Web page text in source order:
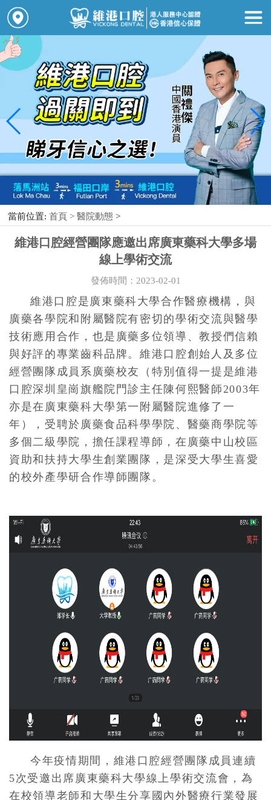
當前位置: 首頁 >醫院動態 >
維港口腔經營團隊應邀出席廣東藥科大學多場
線上學術交流
發佈時間：2023-02-01
維港口腔是廣東藥科大學合作醫療機構，與
廣藥各學院和附屬醫院有密切的學術交流與醫學
技術應用合作，也是廣藥多位領導、教授們信賴
與好評的專業齒科品牌。維港口腔創始人及多位
經營團隊成員系廣藥校友（特別值得一提是維港
口腔深圳皇崗旗艦院門診主任陳何熙醫師2003年
亦是在廣東藥科大學第一附屬醫院進修了一
年），受聘於廣藥食品科學學院、醫藥商學院等
多個二級學院，擔任課程導師，在廣藥中山校區
資助和扶持大學生創業團隊，是深受大學生喜愛
的校外產學研合作導師團隊。
今年疫情期間，維港口腔經營團隊成員連續
5次受邀出席廣東藥科大學線上學術交流會，為
在校領導老師和大學生分享國內外醫療行業發展